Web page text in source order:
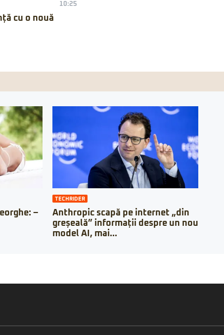
10:25
cu o nouă
–
TECHRIDER
Anthropic scapă pe internet „din
greșeală” informații despre un nou
model AI, mai...